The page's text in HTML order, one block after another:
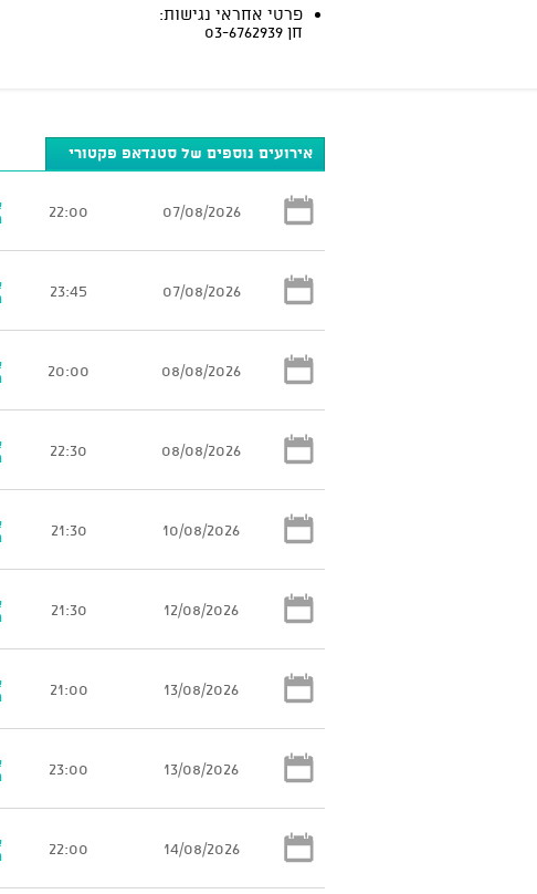
פרטי אחראי נגישות:
חן 03-6762939
אירועים נוספים של סטנדאפ פקטורי
07/08/2026
22:00
07/08/2026
23:45
08/08/2026
20:00
08/08/2026
22:30
10/08/2026
21:30
12/08/2026
21:30
13/08/2026
21:00
13/08/2026
23:00
14/08/2026
22:00